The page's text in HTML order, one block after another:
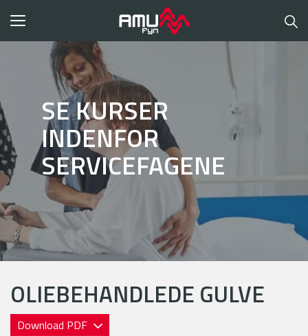
Toggle
SE KURSER
INDENFOR
SERVICEFAGENE
OLIEBEHANDLEDE GULVE
Download PDF